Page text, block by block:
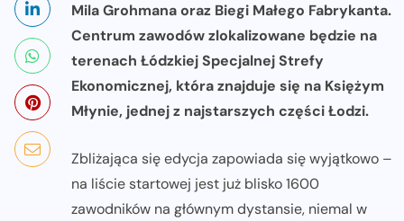
Mila Grohmana oraz Biegi Małego Fabrykanta.
Centrum zawodów zlokalizowane będzie na
terenach Łódzkiej Specjalnej Strefy
Ekonomicznej, która znajduje się na Księżym
Młynie, jednej z najstarszych części Łodzi.
Zbliżająca się edycja zapowiada się wyjątkowo –
na liście startowej jest już blisko 1600
zawodników na głównym dystansie, niemal w